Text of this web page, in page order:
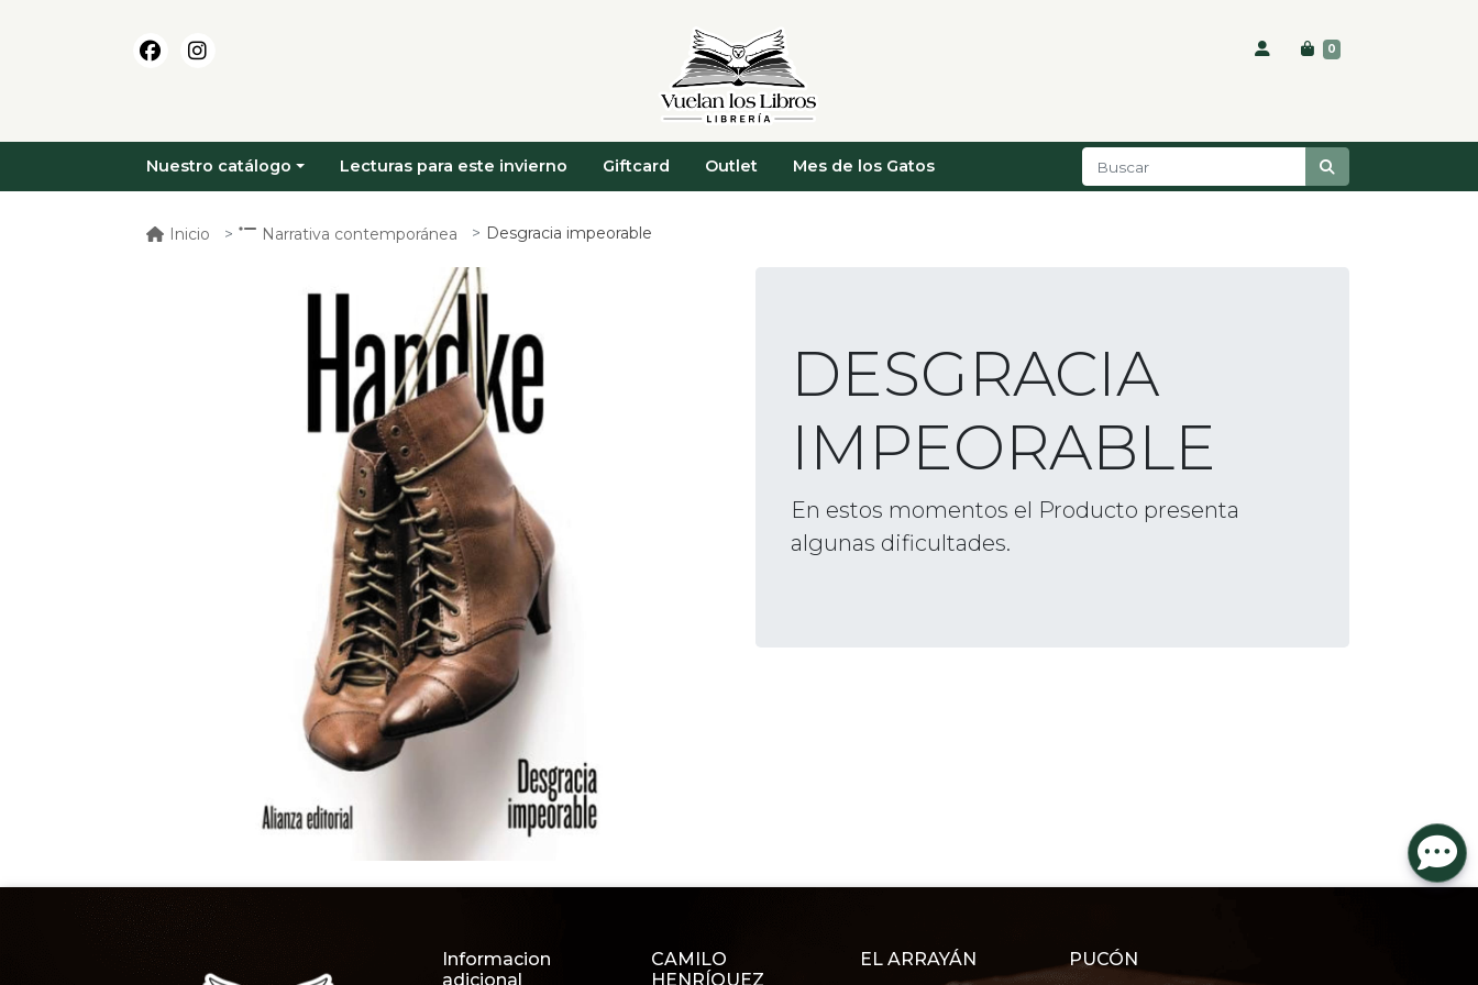
0
Nuestro catálogo Lecturas para este invierno Giftcard Outlet Mes de los Gatos
Inicio Narrativa contemporánea Desgracia impeorable
DESGRACIA
IMPEORABLE
En estos momentos el Producto presenta
algunas dificultades.
Informacion
adicional
CAMILO
HENRÍQUEZ
EL ARRAYÁN PUCÓN